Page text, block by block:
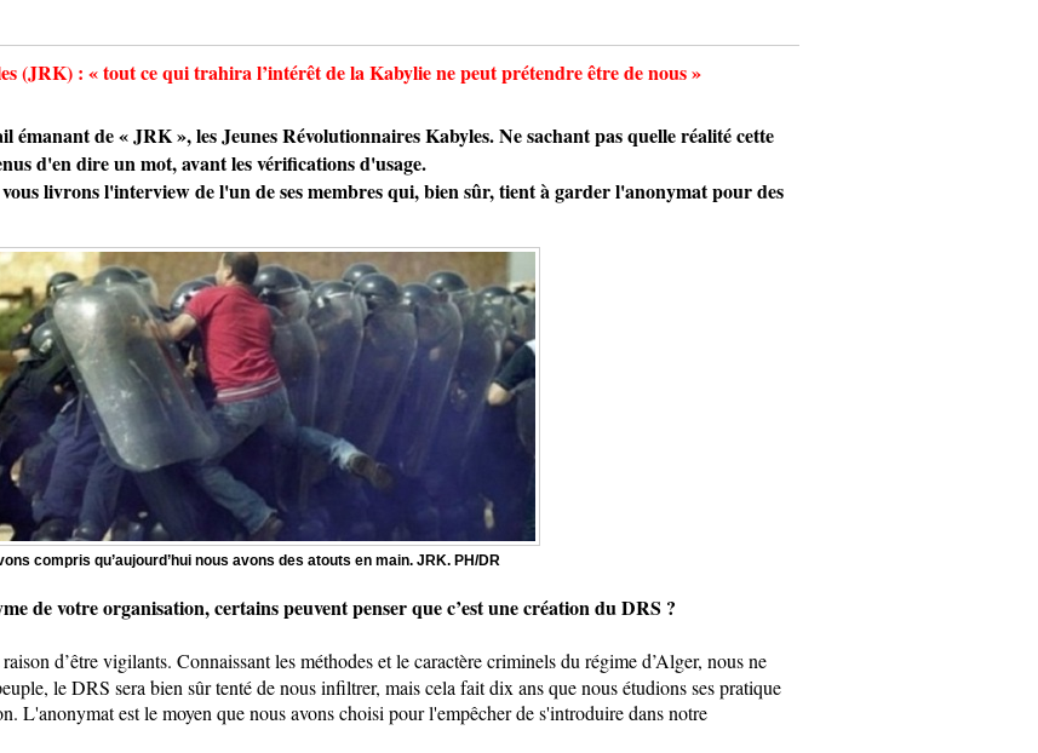
(JRK) : « tout ce qui trahira l’intérêt de la Kabylie ne peut prétendre être de nous »
de « JRK », les Jeunes Révolutionnaires Kabyles. Ne sachant pas quelle réalité cette
d'en dire un mot, avant les vérifications d'usage.
livrons l'interview de l'un de ses membres qui, bien sûr, tient à garder l'anonymat pour des
compris qu’aujourd’hui nous avons des atouts en main. JRK. PH/DR
de votre organisation, certains peuvent penser que c’est une création du DRS ?
d’être vigilants. Connaissant les méthodes et le caractère criminels du régime d’Alger, nous ne
le DRS sera bien sûr tenté de nous infiltrer, mais cela fait dix ans que nous étudions ses pratique
L'anonymat est le moyen que nous avons choisi pour l'empêcher de s'introduire dans notre